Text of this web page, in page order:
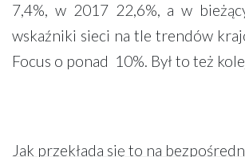
7,4%, w 2017 22,6%, a w
wskaźniki sieci na tle trendów
Focus o ponad 10%. Był to też
Jak przekłada się to na